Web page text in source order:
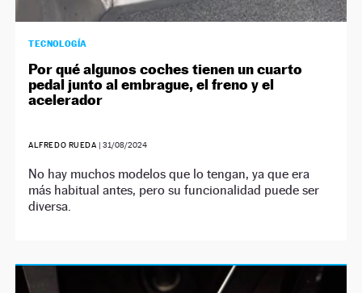
TECNOLOGÍA
Por qué algunos coches tienen un cuarto
pedal junto al embrague, el freno y el
acelerador
ALFREDO RUEDA | 31/08/2024
No hay muchos modelos que lo tengan, ya que era
más habitual antes, pero su funcionalidad puede ser
diversa.